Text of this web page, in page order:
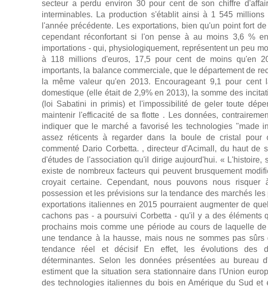
secteur a perdu environ 30 pour cent de son chiffre
interminables. La production s'établit ainsi à 1 545
l'année précédente. Les exportations, bien qu'un point fort
cependant réconfortant si l'on pense à au moins 3,6 %
importations - qui, physiologiquement, représentent un peu
à 118 millions d'euros, 17,5 pour cent de moins qu'en
importants, la balance commerciale, que le département de
la même valeur qu'en 2013. Encourageant 9,1 pour
domestique (elle était de 2,9% en 2013), la somme des
(loi Sabatini in primis) et l'impossibilité de geler toute
maintenir l'efficacité de sa flotte . Les données,
indiquer que le marché a favorisé les technologies "made
assez réticents à regarder dans la boule de cristal pour
commenté Dario Corbetta. , directeur d'Acimall, du haut de
d'études de l'association qu'il dirige aujourd'hui. « L'histoire,
existe de nombreux facteurs qui peuvent brusquement
croyait certaine. Cependant, nous pouvons nous
possession et les prévisions sur la tendance des marchés
exportations italiennes en 2015 pourraient augmenter de
cachons pas - a poursuivi Corbetta - qu'il y a des éléments
prochains mois comme une période au cours de laquelle
une tendance à la hausse, mais nous ne sommes pas
tendance réel et décisif En effet, les évolutions des
déterminantes. Selon les données présentées au bureau
estiment que la situation sera stationnaire dans l'Union
des technologies italiennes du bois en Amérique du Sud